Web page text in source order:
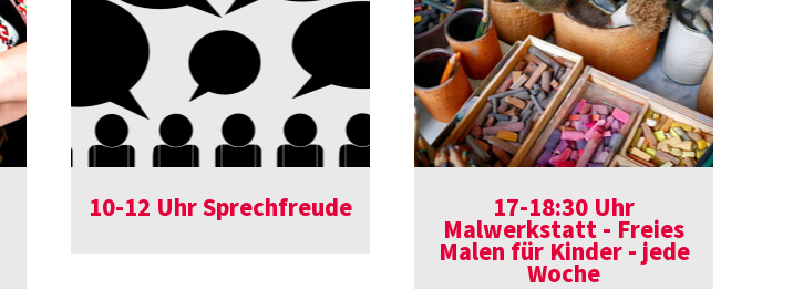
10-12 Uhr Sprechfreude 17-18:30 Uhr
Malwerkstatt - Freies
Malen für Kinder - jede
Woche